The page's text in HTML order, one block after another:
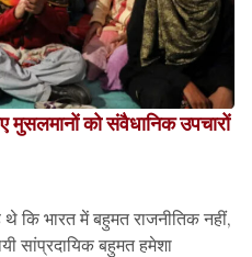
मुसलमानों को संवैधानिक उपचारों
कि भारत में बहुमत राजनीतिक नहीं,
सांप्रदायिक बहुमत हमेशा